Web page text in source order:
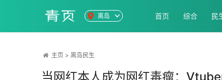
离岛 首页 综合 民
主页 > 离岛民生
当网红本人成为网红毒瘤：